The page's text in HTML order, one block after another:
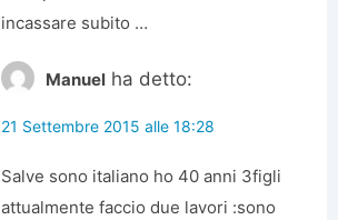
incassare subito …
Manuel ha detto:
21 Settembre 2015 alle 18:28
Salve sono italiano ho 40 anni 3figli
attualmente faccio due lavori :sono